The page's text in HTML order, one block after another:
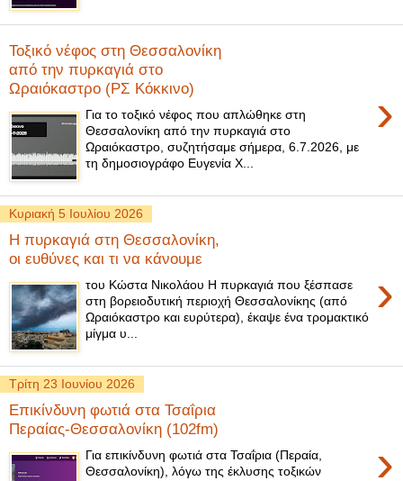
Τοξικό νέφος στη Θεσσαλονίκη
από την πυρκαγιά στο
Ωραιόκαστρο (ΡΣ Κόκκινο)
›
Για το τοξικό νέφος που απλώθηκε στη
Θεσσαλονίκη από την πυρκαγιά στο
Ωραιόκαστρο, συζητήσαμε σήμερα, 6.7.2026, με
τη δημοσιογράφο Ευγενία Χ...
Κυριακή 5 Ιουλίου 2026
Η πυρκαγιά στη Θεσσαλονίκη,
οι ευθύνες και τι να κάνουμε
›
του Κώστα Νικολάου Η πυρκαγιά που ξέσπασε
στη βορειοδυτική περιοχή Θεσσαλονίκης (από
Ωραιόκαστρο και ευρύτερα), έκαψε ένα τρομακτικό
μίγμα υ...
Τρίτη 23 Ιουνίου 2026
Επικίνδυνη φωτιά στα Τσαΐρια
Περαίας-Θεσσαλονίκη (102fm)
›
Για επικίνδυνη φωτιά στα Τσαΐρια (Περαία,
Θεσσαλονίκη), λόγω της έκλυσης τοξικών